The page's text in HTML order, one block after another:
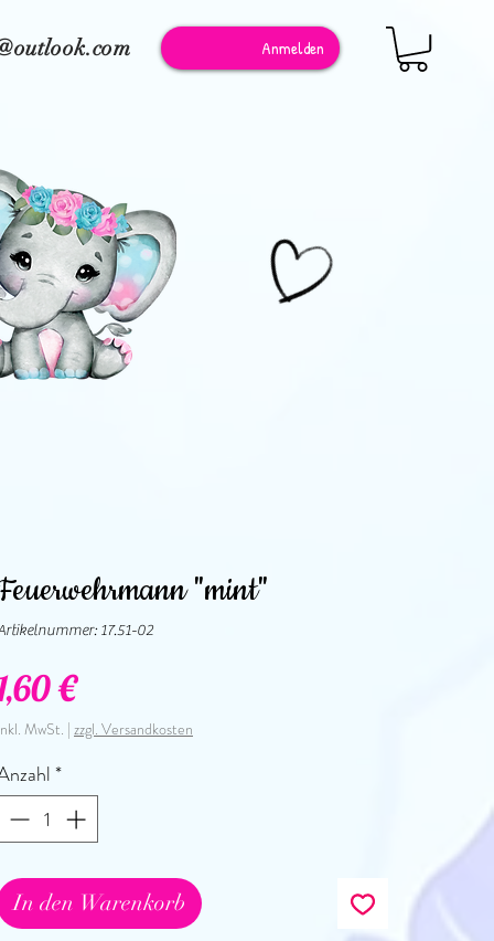
Anmelden
"mint"
17.51-02
€Preis
MwSt. | zzgl. Versandkosten
*
In den Warenkorb